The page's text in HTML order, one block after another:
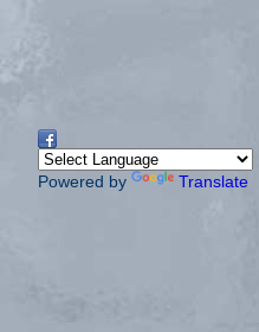
Powered by Translate